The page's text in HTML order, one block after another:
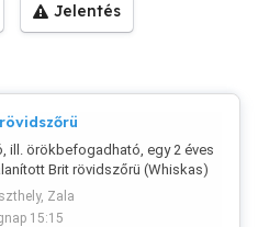
Jelentés
ill. örökbefogadható, egy 2 éves
Brit rövidszőrü (Whiskas)
, törzskönyvezett ! Tel. :
Zala
15:15